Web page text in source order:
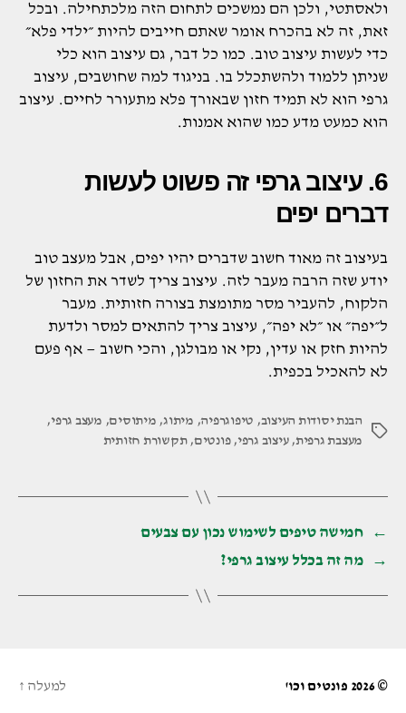
ולאסתטי, ולכן הם נמשכים לתחום הזה מלכתחילה. ובכל
זאת, זה לא בהכרח אומר שאתם חייבים להיות ״ילדי פלא״
כדי לעשות עיצוב טוב. כמו כל דבר, גם עיצוב הוא כלי
שניתן ללמוד ולהשתכלל בו. בניגוד למה שחושבים, עיצוב
גרפי הוא לא תמיד חזון שבאורך פלא מתעורר לחיים. עיצוב
הוא כמעט מדע כמו שהוא אמנות.
6. עיצוב גרפי זה פשוט לעשות
דברים יפים
בעיצוב זה מאוד חשוב שדברים יהיו יפים, אבל מעצב טוב
יודע שזה הרבה מעבר לזה. עיצוב צריך לשדר את החזון של
הלקוח, להעביר מסר מתומצת בצורה חזותית. מעבר
ל״יפה״ או ״לא יפה״, עיצוב צריך להתאים למסר ולדעת
להיות חזק או עדין, נקי או מבולגן, והכי חשוב — אף פעם
לא להאכיל בכפית.
תגיות
הבנת יסודות העיצוב, טיפוגרפיה, מיתוג, מיתוסים, מעצב גרפי,
מעצבת גרפית,עיצוב גרפי,פונטים,תקשורת חזותית
←
חמישה טיפים לשימוש נכון עם צבעים
→
מה זה בכלל עיצוב גרפי?
© 2026 פונטים וכו' למעלה ↑